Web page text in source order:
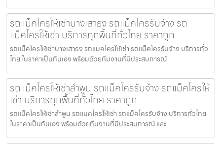
รถแม็คโครให้เช่าบางเสาธง รถแม็คโครรับจ้าง รถ
แม็คโครให้เช่า บริการทุกพื้นที่ทั่วไทย ราคาถูก
รถแม็คโครให้เช่าบางเสาธง รถแมคโครให้เช่า รถแม็คโครรับจ้าง บริการทั่ว
ไทย ในราคาเป็นกันเอง พร้อมด้วยทีมงานที่มีประสบการณ์
รถแม็คโครให้เช่าลำพูน รถแม็คโครรับจ้าง รถแม็คโครให้
เช่า บริการทุกพื้นที่ทั่วไทย ราคาถูก
รถแม็คโครให้เช่าลำพูน รถแมคโครให้เช่า รถแม็คโครรับจ้าง บริการทั่วไทย
ในราคาเป็นกันเอง พร้อมด้วยทีมงานที่มีประสบการณ์ และ